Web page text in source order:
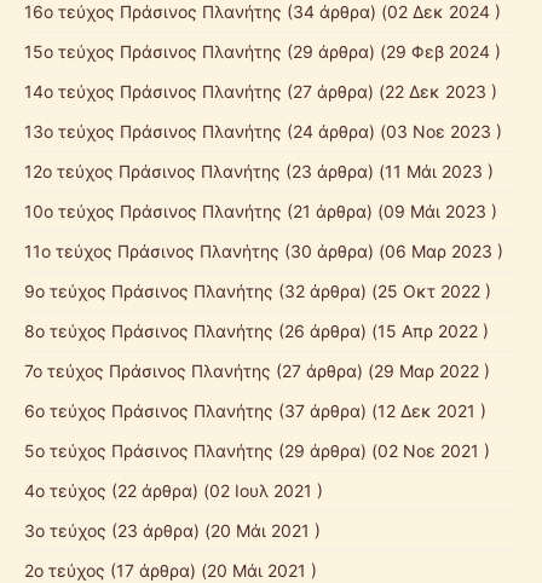
16ο τεύχος Πράσινος Πλανήτης (34 άρθρα) (02 Δεκ 2024 )
15ο τεύχος Πράσινος Πλανήτης (29 άρθρα) (29 Φεβ 2024 )
14ο τεύχος Πράσινος Πλανήτης (27 άρθρα) (22 Δεκ 2023 )
13ο τεύχος Πράσινος Πλανήτης (24 άρθρα) (03 Νοε 2023 )
12ο τεύχος Πράσινος Πλανήτης (23 άρθρα) (11 Μάι 2023 )
10ο τεύχος Πράσινος Πλανήτης (21 άρθρα) (09 Μάι 2023 )
11ο τεύχος Πράσινος Πλανήτης (30 άρθρα) (06 Μαρ 2023 )
9ο τεύχος Πράσινος Πλανήτης (32 άρθρα) (25 Οκτ 2022 )
8ο τεύχος Πράσινος Πλανήτης (26 άρθρα) (15 Απρ 2022 )
7ο τεύχος Πράσινος Πλανήτης (27 άρθρα) (29 Μαρ 2022 )
6ο τεύχος Πράσινος Πλανήτης (37 άρθρα) (12 Δεκ 2021 )
5ο τεύχος Πράσινος Πλανήτης (29 άρθρα) (02 Νοε 2021 )
4ο τεύχος (22 άρθρα) (02 Ιουλ 2021 )
3ο τεύχος (23 άρθρα) (20 Μάι 2021 )
2ο τεύχος (17 άρθρα) (20 Μάι 2021 )